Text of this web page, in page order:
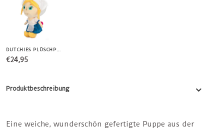
DUTCHIES PLÜSCHPUPPE "FARMGIRL" 30 CM
€24,95
Produktbeschreibung
Eine weiche, wunderschön gefertigte Puppe aus der